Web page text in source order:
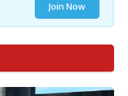
Join Now